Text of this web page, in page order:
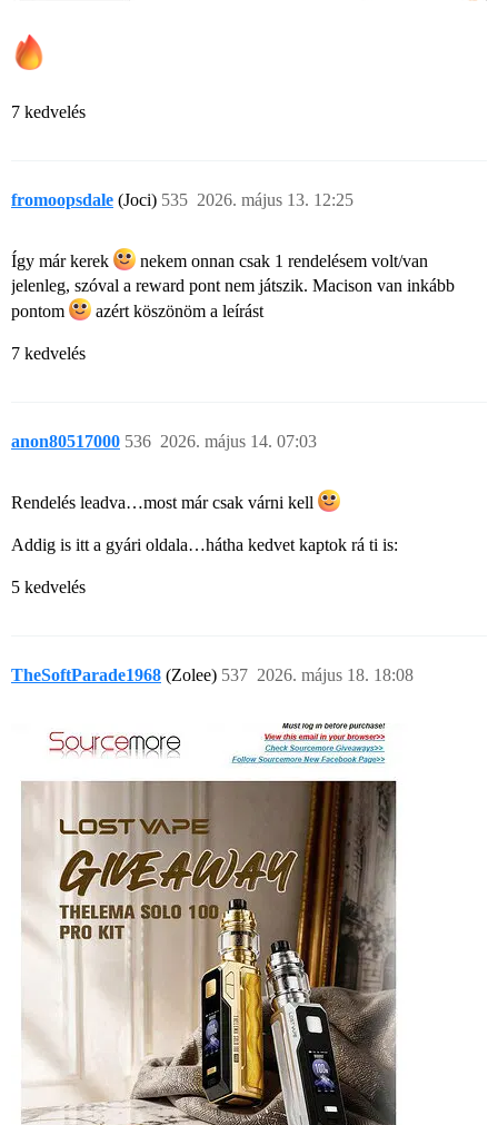
7 kedvelés
fromoopsdale (Joci) 2026. május 13. 12:25
535
Így már kerek
nekem onnan csak 1 rendelésem volt/van
jelenleg, szóval a reward pont nem játszik. Macison van inkább
pontom
azért köszönöm a leírást
7 kedvelés
anon80517000 2026. május 14. 07:03
536
Rendelés leadva…most már csak várni kell
Addig is itt a gyári oldala…hátha kedvet kaptok rá ti is:
5 kedvelés
TheSoftParade1968 (Zolee) 2026. május 18. 18:08
537